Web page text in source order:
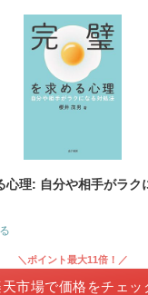
心理: 自分や相手がラク
＼ポイント最大11倍！／
市場で価格をチェッ